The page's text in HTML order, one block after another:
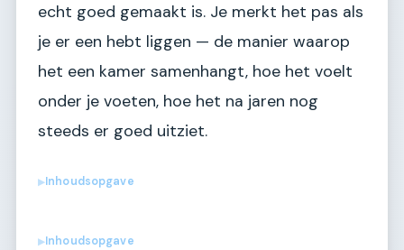
echt goed gemaakt is. Je merkt het pas als
je er een hebt liggen — de manier waarop
het een kamer samenhangt, hoe het voelt
onder je voeten, hoe het na jaren nog
steeds er goed uitziet.
▶Inhoudsopgave
▶Inhoudsopgave